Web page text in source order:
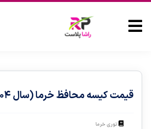
قیمت کیسه محافظ خرما (سال ۱۴۰۴)
توری خرما